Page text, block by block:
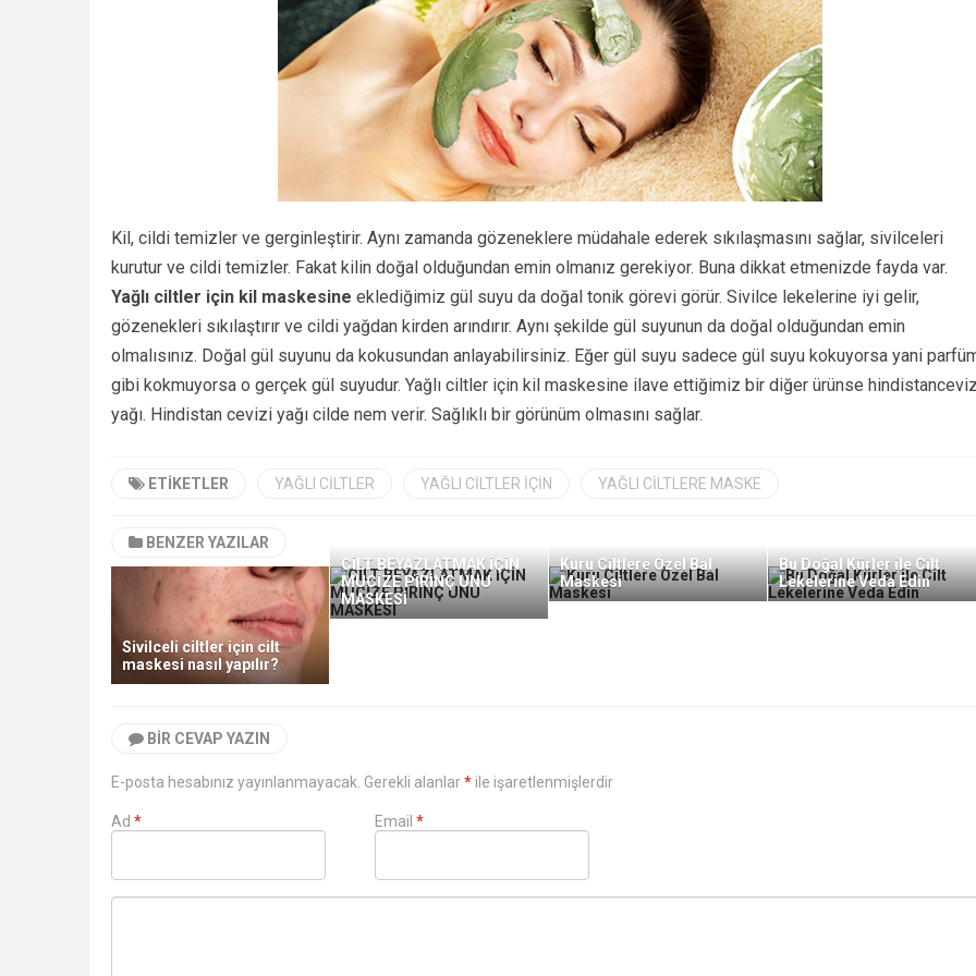
Kil, cildi temizler ve gerginleştirir. Aynı zamanda gözeneklere müdahale ederek sıkılaşmasını sağlar, sivilceleri
kurutur ve cildi temizler. Fakat kilin doğal olduğundan emin olmanız gerekiyor. Buna dikkat etmenizde fayda var.
Yağlı ciltler için kil maskesine eklediğimiz gül suyu da doğal tonik görevi görür. Sivilce lekelerine iyi gelir,
gözenekleri sıkılaştırır ve cildi yağdan kirden arındırır. Aynı şekilde gül suyunun da doğal olduğundan emin
olmalısınız. Doğal gül suyunu da kokusundan anlayabilirsiniz. Eğer gül suyu sadece gül suyu kokuyorsa yani
gibi kokmuyorsa o gerçek gül suyudur. Yağlı ciltler için kil maskesine ilave ettiğimiz bir diğer ürünse
yağı. Hindistan cevizi yağı cilde nem verir. Sağlıklı bir görünüm olmasını sağlar.
ETIKETLER YAĞLI CILTLER YAĞLI CILTLER IÇIN YAĞLI CILTLERE MASKE
BENZER YAZILAR
Sivilceli ciltler için cilt
maskesi nasıl yapılır?
CİLT BEYAZLATMAK İÇİN
MUCİZE PİRİNÇ UNU
MASKESİ
Kuru Ciltlere Özel Bal
Maskesi
Bu Doğal Kürler ile Cilt
Lekelerine Veda Edin
BIR CEVAP YAZIN
E-posta hesabınız yayınlanmayacak. Gerekli alanlar* ile işaretlenmişlerdir
Ad * Email *